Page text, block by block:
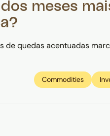
meses
de quedas acentuadas
Commodities